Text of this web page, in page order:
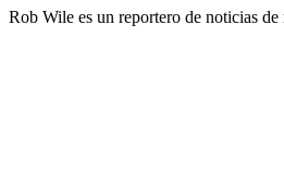
Rob Wile es un reportero de noticias